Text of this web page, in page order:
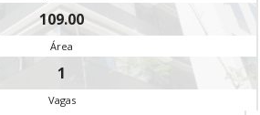
109.00
Área
1
Vagas